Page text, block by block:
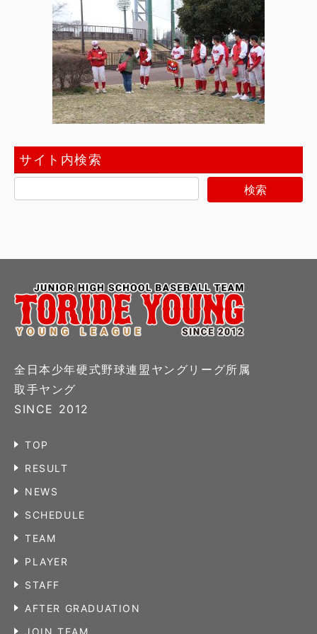
サイト内検索
全日本少年硬式野球連盟ヤングリーグ所属
取手ヤング
SINCE 2012
TOP
RESULT
NEWS
SCHEDULE
TEAM
PLAYER
STAFF
AFTER GRADUATION